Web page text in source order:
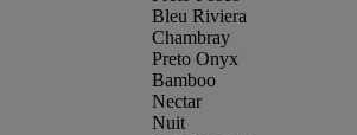
Bleu Riviera
Chambray
Preto Onyx
Bamboo
Nectar
Nuit